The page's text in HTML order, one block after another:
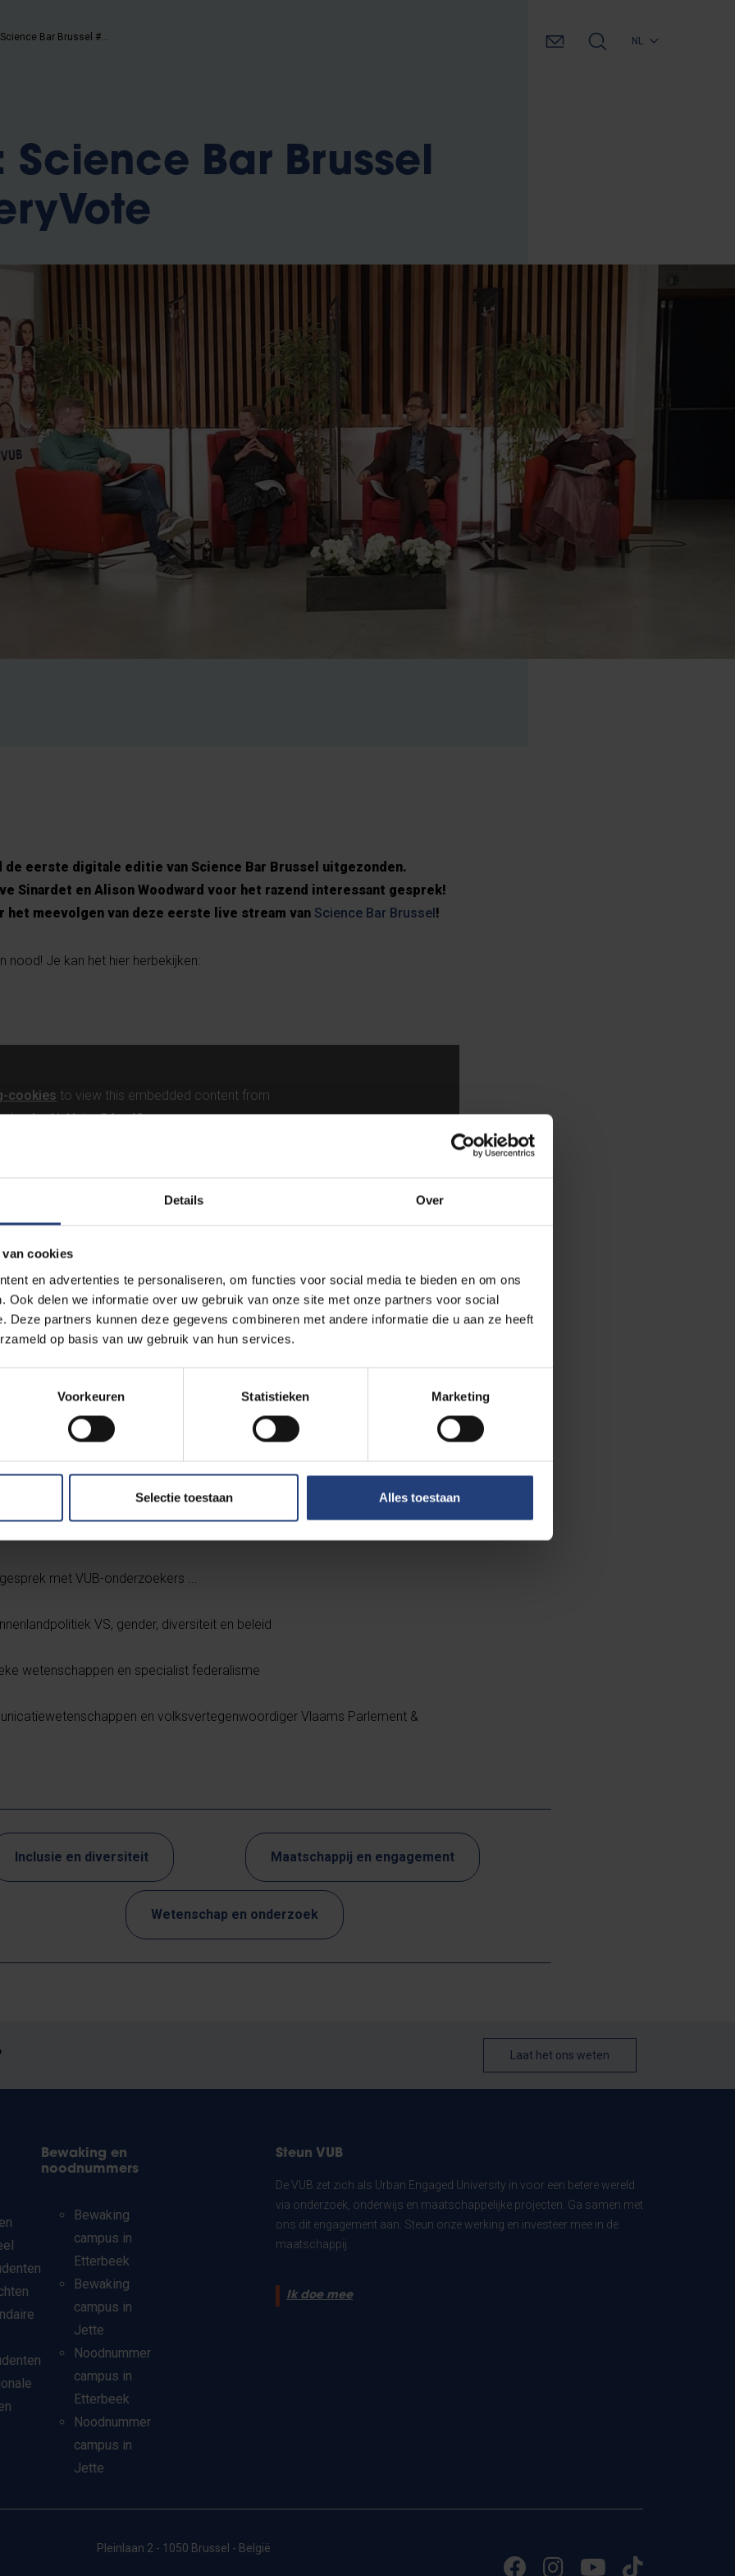
Details Over
van cookies
en advertenties te personaliseren, om functies voor social media te bieden en om ons
Ook delen we informatie over uw gebruik van onze site met onze partners voor social
Deze partners kunnen deze gegevens combineren met andere informatie die u aan ze heeft
op basis van uw gebruik van hun services.
Voorkeuren Statistieken Marketing
Selectie toestaan Alles toestaan
NL
Bar Brussel
de eerste digitale editie van Science Bar Brussel uitgezonden.
Sinardet en Alison Woodward voor het razend interessant gesprek!
het meevolgen van deze eerste live stream van Science Bar Brussel!
nood! Je kan het hier herbekijken:
cookies to view this embedded content from
embed/_Hnizv84cuA?
en virussen, migratie in Brussel en het Higgs-Boson deeltje: een greep uit de
aan bod komen. Zo’n paar keer per jaar nodigtWtnschponderzoekers
expertise te praten. Van Lieven Scheire tot Sven Pichal, onze
van de wetenschap!
-#coronasucks- maar onze digitale knowhow is nu beter dan ooit!
gewoonte opnieuw onderzoekers en spelers uit het maatschappelijke veld uit
op café, maar wel - met een pint - in je eigen living!
we niet alleen een blik op de afgelopen Amerikaanse
we naar een nieuwe vorm van democratie? Dit, en een heleboel andere
met VUB-onderzoekers ...
VS, gender, diversiteit en beleid
wetenschappen en specialist federalisme
en volksvertegenwoordiger Vlaams Parlement &
Inclusie en diversiteit Maatschappij en engagement
Wetenschap en onderzoek
Laat het ons weten
Bewaking en
noodnummers
Bewaking
campus in
Etterbeek
Bewaking
campus in
Jette
Noodnummer
campus in
Etterbeek
Noodnummer
campus in
Jette
Steun VUB
De VUB zet zich als Urban Engaged University in voor een betere wereld
via onderzoek, onderwijs en maatschappelijke projecten. Ga samen met
ons dit engagement aan. Steun onze werking en investeer mee in de
maatschappij.
Ik doe mee
Pleinlaan 2 - 1050 Brussel - België